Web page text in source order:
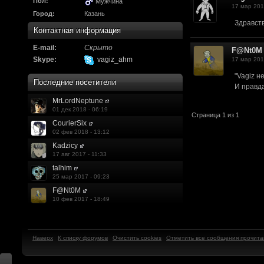
другие
https://discord.gg/
F@Nt0M : А попробуем-ка мы
до анонса...
Kadzicy :
Ок. Если мы
обязательно
Город:
Казань
Контактная информация
E-mail:
Скрыто
Skype:
vagiz_ahm
Последние посетители
MrLordNeptune
01 дек 2018 - 06:19
CourierSix
02 фев 2018 - 13:12
Kadzicy
17 авг 2017 - 11:33
talhim
25 мар 2017 - 09:23
F@Nt0M
10 фев 2017 - 18:49
17 мар
F@Nt0M
17 мар
"Vagiz
И
Страница 1 из 1
Наверх К списку форумов Очистить cookies Отметить все сообщения